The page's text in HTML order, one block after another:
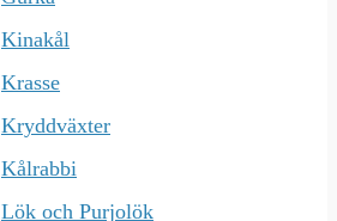
Kinakål
Krasse
Kryddväxter
Kålrabbi
Lök och Purjolök